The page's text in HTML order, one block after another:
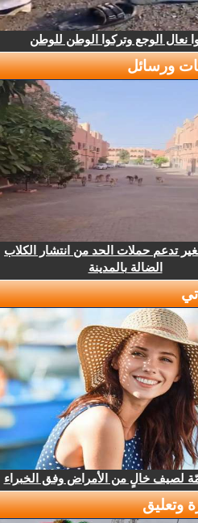
نعال الوجع وتركوا الوطن للوطن
ورسائل
تدعم حملات الحد من انتشار الكلاب
الضالة بالمدينة
لصيف خالٍ من الأمراض وفق الخبراء